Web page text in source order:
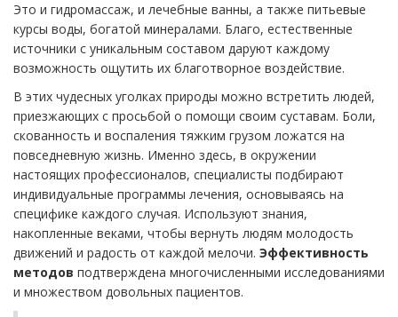
Это и гидромассаж, и лечебные ванны, а также питьевые
курсы воды, богатой минералами. Благо, естественные
источники с уникальным составом даруют каждому
возможность ощутить их благотворное воздействие.
В этих чудесных уголках природы можно встретить людей,
приезжающих с просьбой о помощи своим суставам. Боли,
скованность и воспаления тяжким грузом ложатся на
повседневную жизнь. Именно здесь, в окружении
настоящих профессионалов, специалисты подбирают
индивидуальные программы лечения, основываясь на
специфике каждого случая. Используют знания,
накопленные веками, чтобы вернуть людям молодость
движений и радость от каждой мелочи. Эффективность
методов подтверждена многочисленными исследованиями
и множеством довольных пациентов.